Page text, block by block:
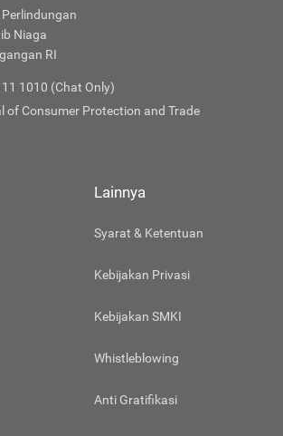
Niaga
RI
1010 (Chat Only)
of Consumer Protection and Trade
Lainnya
Syarat & Ketentuan
Kebijakan Privasi
Kebijakan SMKI
Whistleblowing
Anti Gratifikasi